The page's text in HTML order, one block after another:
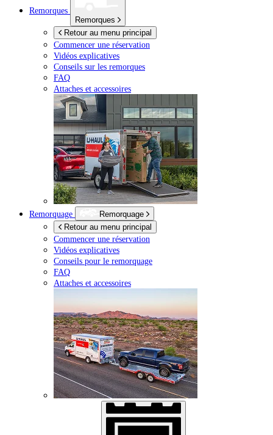
Remorques
Remorques
Retour au menu principal
Commencer une réservation
Vidéos explicatives
Conseils sur les remorques
FAQ
Attaches et accessoires
Remorquage
Remorquage
Retour au menu principal
Commencer une réservation
Vidéos explicatives
Conseils pour le remorquage
FAQ
Attaches et accessoires